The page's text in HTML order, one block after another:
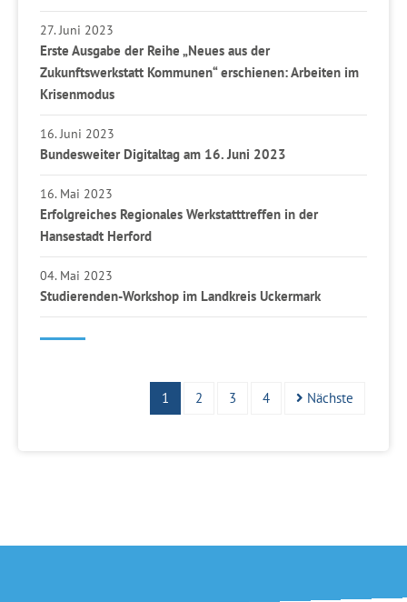
27. Juni 2023
Erste Ausgabe der Reihe „Neues aus der
Zukunftswerkstatt Kommunen“ erschienen: Arbeiten im
Krisenmodus
16. Juni 2023
Bundesweiter Digitaltag am 16. Juni 2023
16. Mai 2023
Erfolgreiches Regionales Werkstatttreffen in der
Hansestadt Herford
04. Mai 2023
Studierenden-Workshop im Landkreis Uckermark
1 2 3 4 Nächste